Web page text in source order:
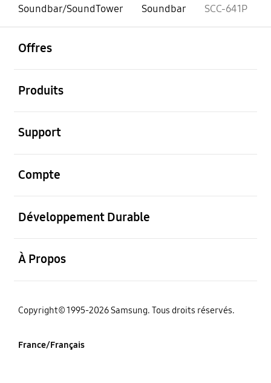
Soundbar/SoundTower
Soundbar SCC-641P
Offres
Produits
Support
Compte
Développement Durable
À Propos
‌Copyright© 1995-2026 Samsung. Tous droits réservés.
France/Français